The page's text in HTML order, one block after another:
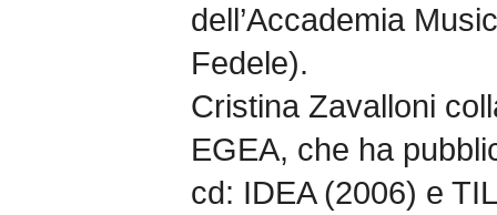
dell’Accademia
Fedele).
Cristina Zavalloni
EGEA, che ha
cd: IDEA (2006) e